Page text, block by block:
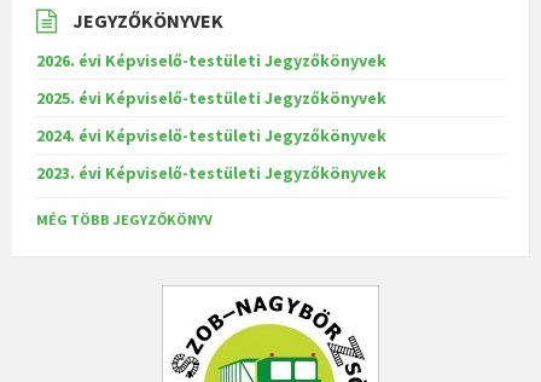
JEGYZŐKÖNYVEK
2026. évi Képviselő-testületi Jegyzőkönyvek
2025. évi Képviselő-testületi Jegyzőkönyvek
2024. évi Képviselő-testületi Jegyzőkönyvek
2023. évi Képviselő-testületi Jegyzőkönyvek
MÉG TÖBB JEGYZŐKÖNYV